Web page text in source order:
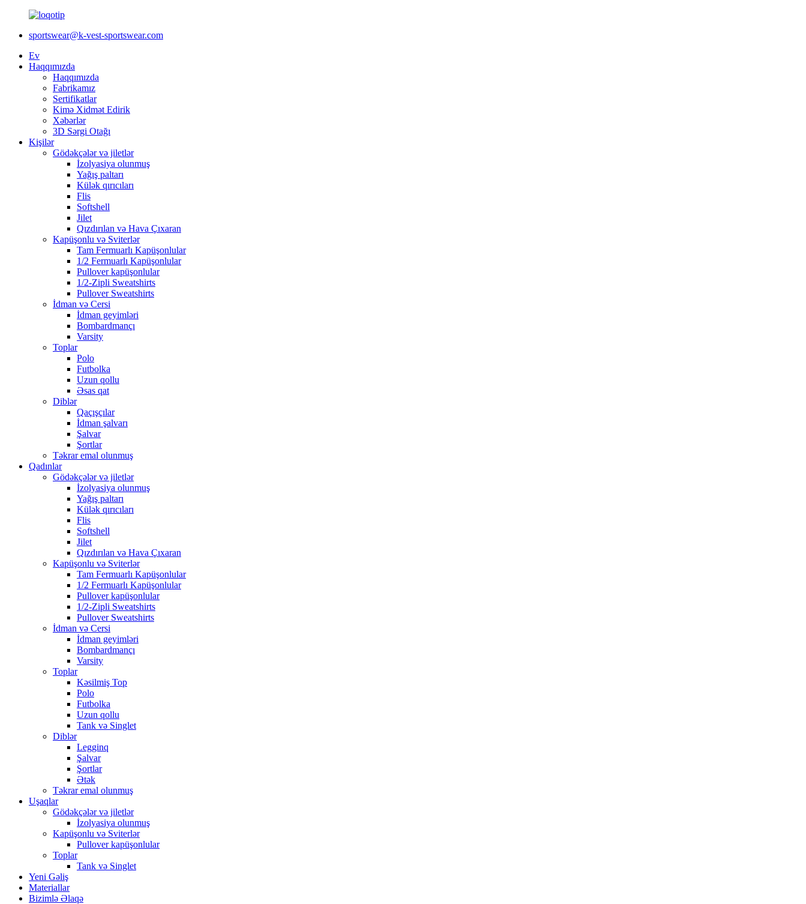
sportswear@k-vest-sportswear.com
Ev
Haqqımızda
Haqqımızda
Fabrikamız
Sertifikatlar
Kimə Xidmət Edirik
Xəbərlər
3D Sərgi Otağı
Kişilər
Gödəkçələr və jiletlər
İzolyasiya olunmuş
Yağış paltarı
Külək qırıcıları
Flis
Softshell
Jilet
Qızdırılan və Hava Çıxaran
Kapüşonlu və Sviterlər
Tam Fermuarlı Kapüşonlular
1/2 Fermuarlı Kapüşonlular
Pullover kapüşonlular
1/2-Zipli Sweatshirts
Pullover Sweatshirts
İdman və Cersi
İdman geyimləri
Bombardmançı
Varsity
Toplar
Polo
Futbolka
Uzun qollu
Əsas qat
Diblər
Qaçışçılar
İdman şalvarı
Şalvar
Şortlar
Təkrar emal olunmuş
Qadınlar
Gödəkçələr və jiletlər
İzolyasiya olunmuş
Yağış paltarı
Külək qırıcıları
Flis
Softshell
Jilet
Qızdırılan və Hava Çıxaran
Kapüşonlu və Sviterlər
Tam Fermuarlı Kapüşonlular
1/2 Fermuarlı Kapüşonlular
Pullover kapüşonlular
1/2-Zipli Sweatshirts
Pullover Sweatshirts
İdman və Cersi
İdman geyimləri
Bombardmançı
Varsity
Toplar
Kəsilmiş Top
Polo
Futbolka
Uzun qollu
Tank və Singlet
Diblər
Legginq
Şalvar
Şortlar
Ətək
Təkrar emal olunmuş
Uşaqlar
Gödəkçələr və jiletlər
İzolyasiya olunmuş
Kapüşonlu və Sviterlər
Pullover kapüşonlular
Toplar
Tank və Singlet
Yeni Gəliş
Materiallar
Bizimlə Əlaqə